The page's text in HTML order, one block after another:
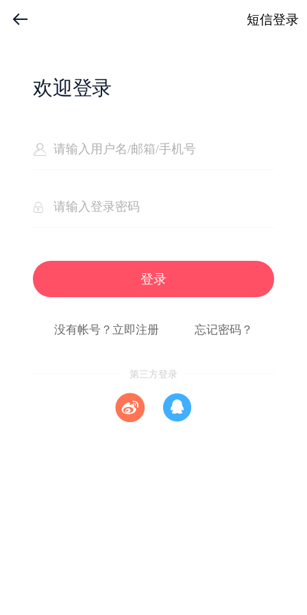
短信登录
欢迎登录
登录
没有帐号？立即注册 忘记密码？
第三方登录